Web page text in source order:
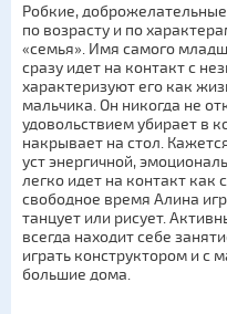
Робкие,
по возрасту и по
«семья». Имя самого
сразу идет на контакт с
характеризуют его как
мальчика. Он никогда не
удовольствием убирает в
накрывает на стол.
уст энергичной,
легко идет на контакт как
свободное время Алина
танцует или рисует.
всегда находит себе
играть конструктором и с
большие дома.